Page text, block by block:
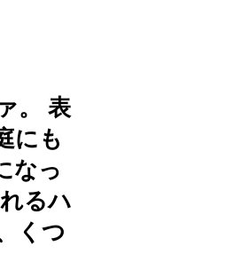
。 表
にも
なっ
るハ
くつ